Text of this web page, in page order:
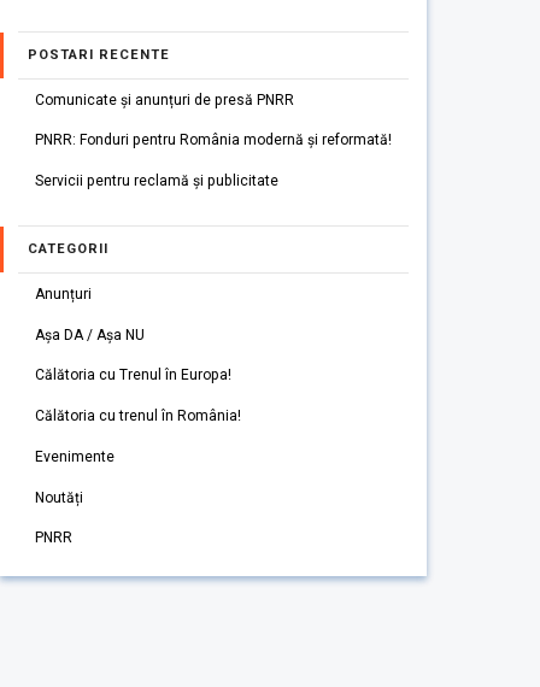
POSTARI RECENTE
Comunicate și anunțuri de presă PNRR
PNRR: Fonduri pentru România modernă și reformată!
Servicii pentru reclamă și publicitate
CATEGORII
Anunțuri
Așa DA / Așa NU
Călătoria cu Trenul în Europa!
Călătoria cu trenul în România!
Evenimente
Noutăți
PNRR